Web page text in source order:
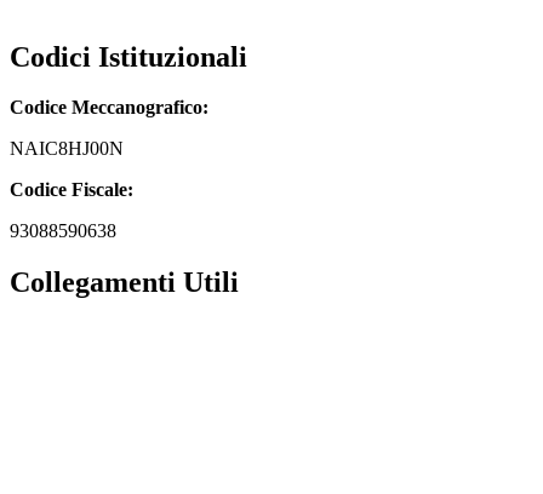
Codici Istituzionali
Codice Meccanografico:
NAIC8HJ00N
Codice Fiscale:
93088590638
Collegamenti Utili